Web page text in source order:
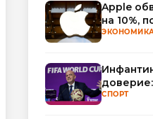
Apple
на 10%,
млрд
смены
СПОРТ